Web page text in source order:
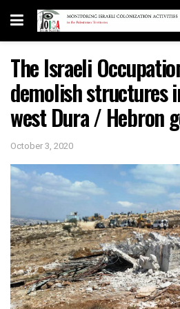
The Israeli
demolish structures
west Dura / Hebron
October 3, 2020